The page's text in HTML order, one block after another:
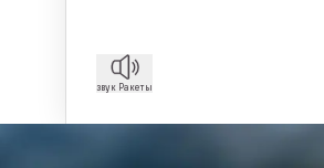
звук Ракеты